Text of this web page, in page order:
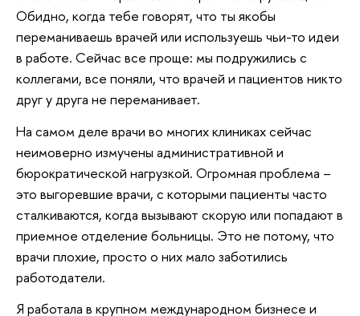
Обидно, когда тебе говорят, что ты якобы
переманиваешь врачей или используешь чьи-то идеи
в работе. Сейчас все проще: мы подружились с
коллегами, все поняли, что врачей и пациентов никто
друг у друга не переманивает.
На самом деле врачи во многих клиниках сейчас
неимоверно измучены административной и
бюрократической нагрузкой. Огромная проблема –
это выгоревшие врачи, с которыми пациенты часто
сталкиваются, когда вызывают скорую или попадают в
приемное отделение больницы. Это не потому, что
врачи плохие, просто о них мало заботились
работодатели.
Я работала в крупном международном бизнесе и